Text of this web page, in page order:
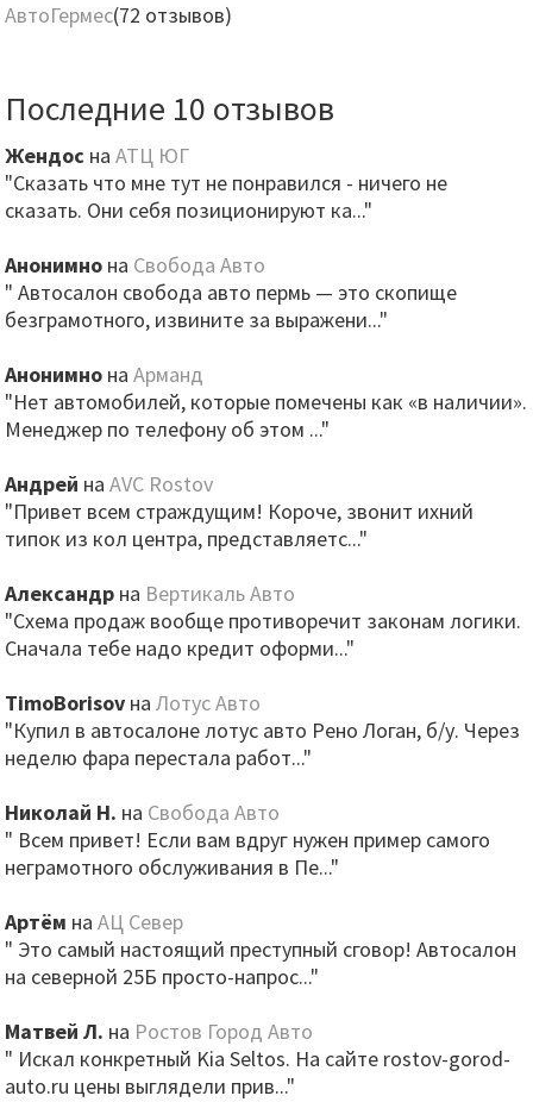
АвтоГермес(72 отзывов)
Последние 10 отзывов
Жендос наАТЦ ЮГ
"Сказать что мне тут не понравился - ничего не
сказать. Они себя позиционируют ка..."
Анонимно на Свобода Авто
" Автосалон свобода авто пермь — это скопище
безграмотного, извините за выражени..."
Анонимно наАрманд
"Нет автомобилей, которые помечены как «в наличии».
Менеджер по телефону об этом ..."
Андрей наAVC Rostov
"Привет всем страждущим! Короче, звонит ихний
типок из кол центра, представляетс..."
Александр на Вертикаль Авто
"Схема продаж вообще противоречит законам логики.
Сначала тебе надо кредит оформи..."
TimoBorisov наЛотус Авто
"Купил в автосалоне лотус авто Рено Логан, б/у. Через
неделю фара перестала работ..."
Николай Н. на Свобода Авто
" Всем привет! Если вам вдруг нужен пример самого
неграмотного обслуживания в Пе..."
Артём наАЦ Север
" Это самый настоящий преступный сговор! Автосалон
на северной 25Б просто-напрос..."
Матвей Л. на Ростов Город Авто
" Искал конкретный Kia Seltos. На сайте rostov-gorod-
auto.ru цены выглядели прив..."